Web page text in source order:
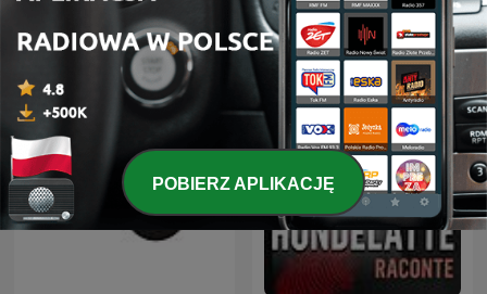
Dział Zagraniczny Strefa Wpływów
POBIERZ APLIKACJĘ